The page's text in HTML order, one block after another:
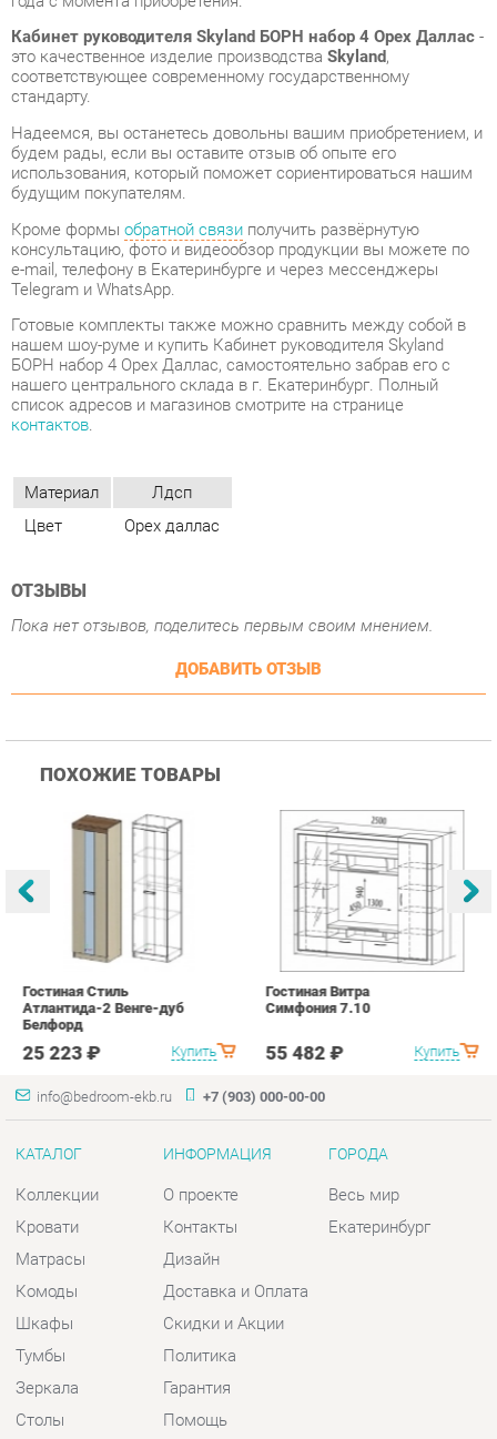
Надеемся, вы останетесь довольны вашим приобретением, и
будем рады, если вы оставите отзыв об опыте его
использования, который поможет сориентироваться нашим
будущим покупателям.
консультацию, фото и видеообзор продукции вы можете по
e-mail, телефону в Екатеринбурге и через мессенджеры
Telegram и WhatsApp.
нашем шоу-руме и купить Кабинет руководителя Skyland
БОРН набор 4 Орех Даллас, самостоятельно забрав его с
нашего центрального склада в г. Екатеринбург. Полный
список адресов и магазинов смотрите на странице
Материал Лдсп
Цвет Орех даллас
Пока нет отзывов, поделитесь первым своим мнением.
Купить
Атлантида-2 Венге-дуб
Белфорд
25 223 ₽ Купить
Гостиная Витра
Симфония 7.10
55 482 ₽
info@bedroom-ekb.ru +7 (903) 000-00-00
КАТАЛОГ
Коллекции
Матрасы
Тумбы
Зеркала
Столы
Мягкая мебель
Комплектующие
ИНФОРМАЦИЯ
О проекте
Дизайн
Скидки и Акции
Политика
Гарантия
Помощь
ГОРОДА
Весь мир
Шоурум и склад самовывоза